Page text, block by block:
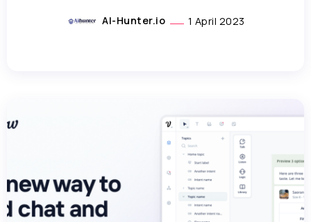
AI-Hunter.io 1 April 2023